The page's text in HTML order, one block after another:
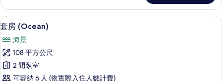
的
詳
情
顯
示
套
房
(Ocean)
客房內保險箱、書桌、隔音、免費搖
20
套房 (Ocean)
海景
108 平方公尺
2 間臥室
可容納 6 人 (依實際入住人數計費)